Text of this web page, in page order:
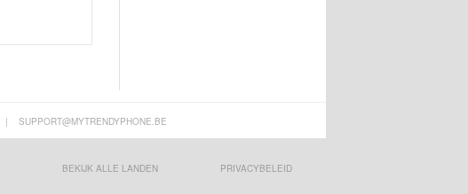
| SUPPORT@MYTRENDYPHONE.BE
BEKIJK ALLE LANDEN PRIVACYBELEID